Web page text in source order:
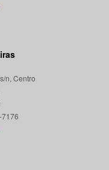
n, Centro